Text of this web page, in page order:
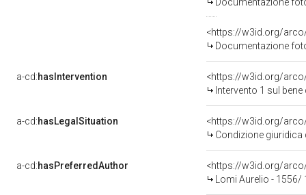
Documentazione
a-cd:hasIntervention
<https://w3id.org/
Intervento 1 sul
a-cd:hasLegalSituation
<https://w3id.org/
Condizione giuridica
a-cd:hasPreferredAuthor
<https://w3id.org/
Lomi Aurelio - 1556/